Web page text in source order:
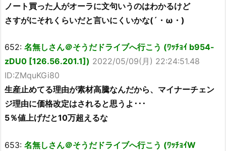
ノート買った人がオーラに文句いうのはわかるけど
さすがにそれくらいだと言いにくいかな(´・ω・)
652: 名無しさん＠そうだドライブへ行こう (ﾜｯﾁｮｲ b954-
zDU0 [126.56.201.1]) 2022/05/09(月) 22:24:51.48
ID:ZMquKGi80
生産止めてる理由が素材高騰なんだから、マイナーチェン
ジ理由に価格改定はされると思うよ･･･
5％値上げだと10万超えるな
653: 名無しさん＠そうだドライブへ行こう (ﾜｯﾁｮｲW